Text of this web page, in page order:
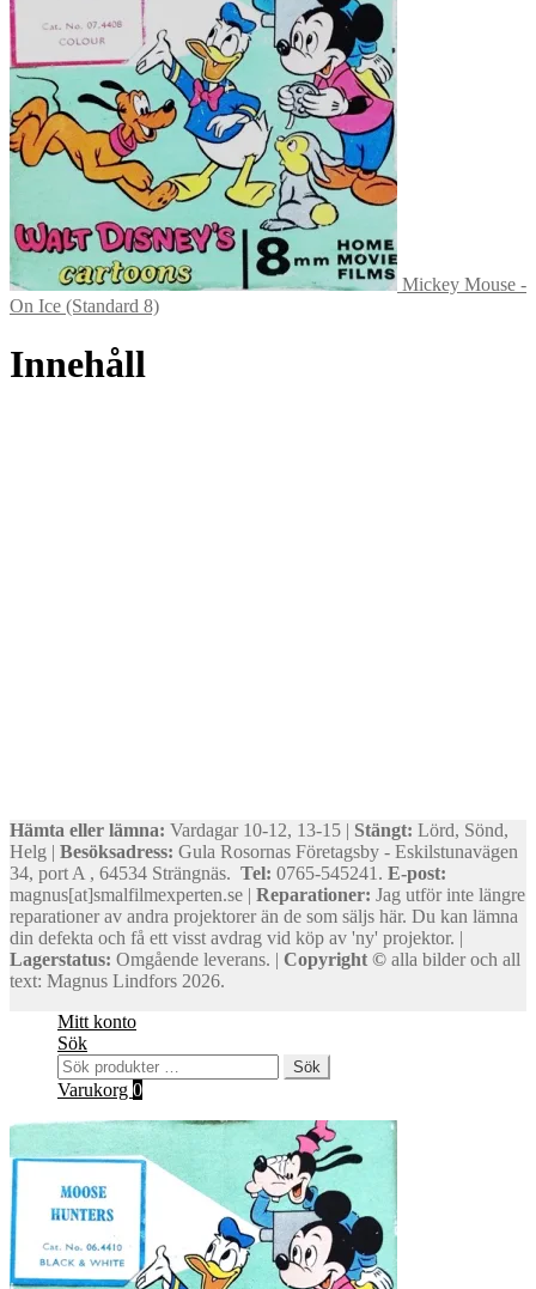
Mickey Mouse -
On Ice (Standard 8)
Innehåll
Hämta eller lämna: Vardagar 10-12, 13-15 | Stängt: Lörd, Sönd,
Helg | Besöksadress: Gula Rosornas Företagsby - Eskilstunavägen
34, port A , 64534 Strängnäs. Tel: 0765-545241. E-post:
magnus[at]smalfilmexperten.se | Reparationer: Jag utför inte längre
reparationer av andra projektorer än de som säljs här. Du kan lämna
din defekta och få ett visst avdrag vid köp av 'ny' projektor. |
Lagerstatus: Omgående leverans. | Copyright © alla bilder och all
text: Magnus Lindfors 2026.
Mitt konto
Sök
Sök
efter:
Sök
Varukorg 0